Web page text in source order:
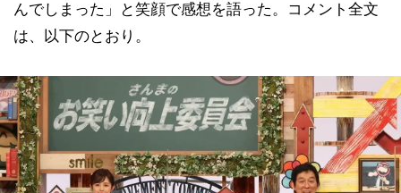
んでしまった」と笑顔で感想を語った。コメント全文
は、以下のとおり。